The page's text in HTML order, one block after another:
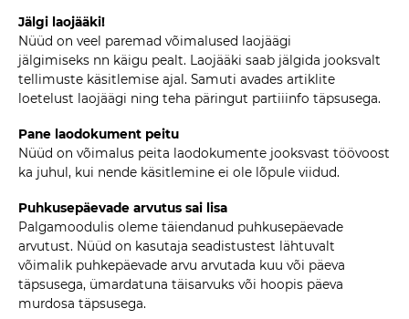
Jälgi laojääki!
Nüüd on veel paremad võimalused laojäägi
jälgimiseks nn käigu pealt. Laojääki saab jälgida jooksvalt
tellimuste käsitlemise ajal. Samuti avades artiklite
loetelust laojäägi ning teha päringut partiiinfo täpsusega.
Pane laodokument peitu
Nüüd on võimalus peita laodokumente jooksvast töövoost
ka juhul, kui nende käsitlemine ei ole lõpule viidud.
Puhkusepäevade arvutus sai lisa
Palgamoodulis oleme täiendanud puhkusepäevade
arvutust. Nüüd on kasutaja seadistustest lähtuvalt
võimalik puhkepäevade arvu arvutada kuu või päeva
täpsusega, ümardatuna täisarvuks või hoopis päeva
murdosa täpsusega.